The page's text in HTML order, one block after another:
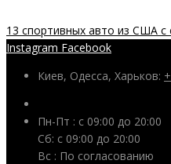
13 спортивных авто из США с
Instagram Facebook
Киев, Одесса, Харьков:
Пн-Пт : с 09:00 до 20:00
Сб: c 09:00 до 20:00
Вс : По согласованию